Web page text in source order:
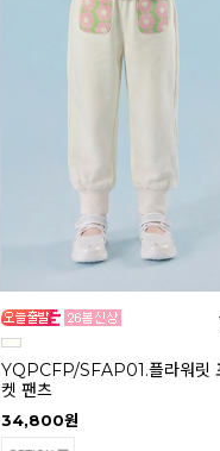
YQPCFP/SFAP01.플라워릿
켓 팬츠
34,800원